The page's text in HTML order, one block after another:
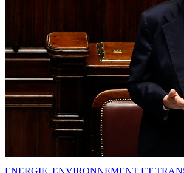
ENERGIE, ENVIRONNEMENT ET